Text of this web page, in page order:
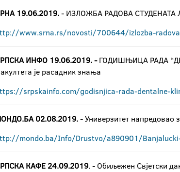
19.06.2019.- ИЗЛОЖБА РАДОВА
www.srna.rs/novosti/700644/izlozba-
ИНФО 19.06.2019. -ГОДИШЊИЦА РАДА
је расадник знања
srpskainfo.com/godisnjica-rada-dentalne-
02.08.2019.- Универзитет напредовао
mondo.ba/Info/Drustvo/a890901/
КАФЕ 24.09.2019. - Обиљежен Свјетски